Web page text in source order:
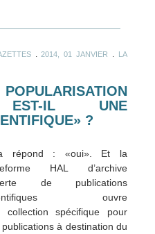
.2014, 01 JANVIER
LA
EST-IL UNE
?
répond : «oui». Et la
HAL d’archive
de publications
ouvre
collection spécifique pour
à destination du